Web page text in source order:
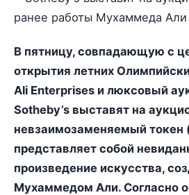
В пятницу, совпадающую с
открытия летних
Ali Enterprises и люксовый
Sotheby’s выставят на
невзаимозаменяемый токен
представляет собой
произведение искусства,
Мухаммедом Али. Согласно